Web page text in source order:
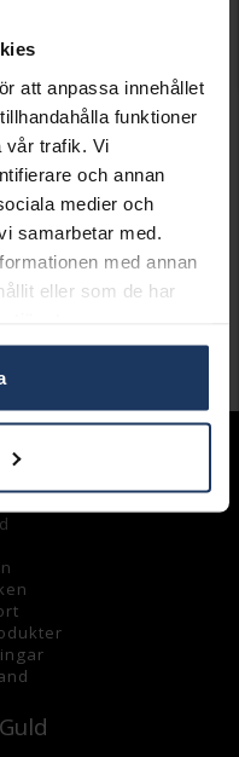
att anpassa innehållet
funktioner
vår trafik. Vi
och annan
medier och
samarbetar med.
med annan
eller som de har
silver
även
n